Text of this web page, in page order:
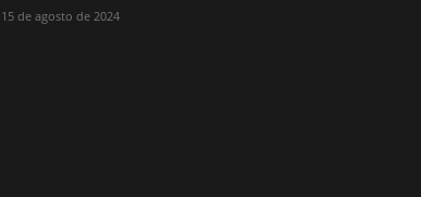
15 de agosto de 2024